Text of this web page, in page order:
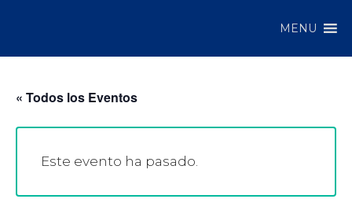
MENU
« Todos los Eventos
Este evento ha pasado.